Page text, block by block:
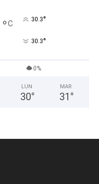
°C 30.3°
30.3°
0%
LUN
30°
MAR
31 °